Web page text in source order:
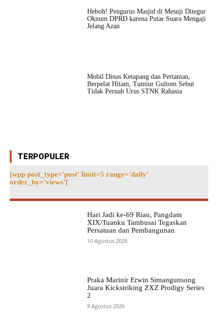
Heboh! Pengurus Masjid di Mesuji Ditegur
Oknum DPRD karena Putar Suara Mengaji
Jelang Azan
Mobil Dinas Ketapang dan Pertanian,
Berpelat Hitam, Tumiur Gultom Sebut
Tidak Pernah Urus STNK Rahasia
TERPOPULER
[wpp post_type='post' limit=5 range='daily'
order_by='views']
Hari Jadi ke-69 Riau, Pangdam
XIX/Tuanku Tambusai Tegaskan
Persatuan dan Pembangunan
10 Agustus 2026
Praka Marinir Erwin Simangunsong
Juara Kickstriking ZXZ Prodigy Series
2
9 Agustus 2026